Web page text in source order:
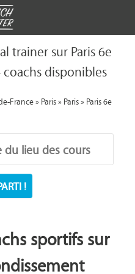
trainer sur Paris 6e
disponibles
France»Paris»Paris»Paris 6e
!
sportifs sur